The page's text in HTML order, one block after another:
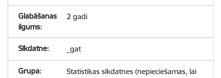
2 gadi
_gat
Statistikas sīkdatnes (nepieciešamas, lai